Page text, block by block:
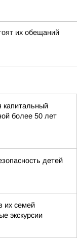
их обещаний
капитальный
более 50 лет
детей
их семей
экскурсии